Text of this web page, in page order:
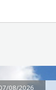
08/2026